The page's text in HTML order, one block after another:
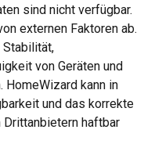
sind nicht verfügbar.
externen Faktoren ab.
Stabilität,
von Geräten und
HomeWizard kann in
und das korrekte
Drittanbietern haftbar